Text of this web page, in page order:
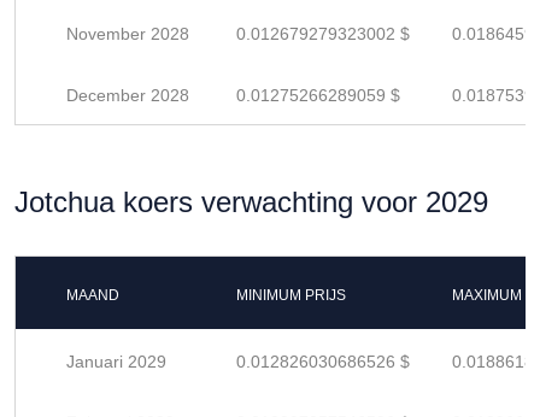
November 2028 0.012679279323002 $
December 2028 0.01275266289059 $
Jotchua koers verwachting voor 2029
MAAND MINIMUM PRIJS MAXIMUM
Januari 2029 0.012826030686526 $